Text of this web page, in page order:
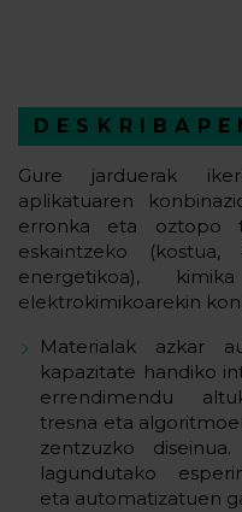
Gure jarduerak
aplikatuaren
erronka eta oztopo
eskaintzeko
energetikoa),
elektrokimikoarekin
Materialak azkar
kapazitate handiko
errendimendu
tresna eta
zentzuzko
lagundutako
eta automatizatuen